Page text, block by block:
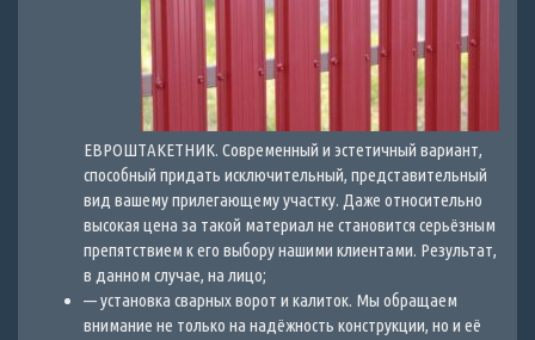
ЕВРОШТАКЕТНИК. Современный и эстетичный вариант,
способный придать исключительный, представительный
вид вашему прилегающему участку. Даже относительно
высокая цена за такой материал не становится серьёзным
препятствием к его выбору нашими клиентами. Результат,
в данном случае, на лицо;
— установка сварных ворот и калиток. Мы обращаем
внимание не только на надёжность конструкции, но и её